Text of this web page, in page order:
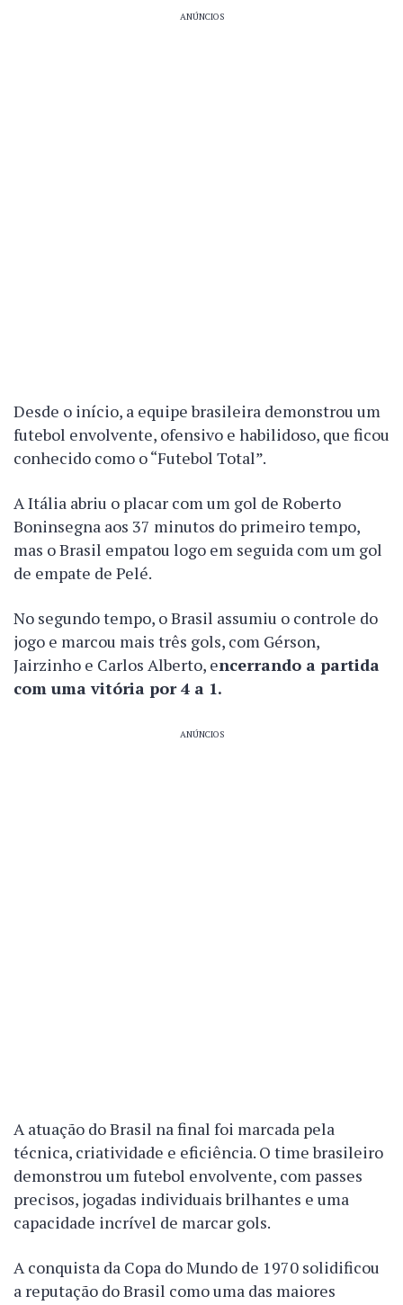
ANÚNCIOS
Desde o início, a equipe brasileira demonstrou um
futebol envolvente, ofensivo e habilidoso, que ficou
conhecido como o “Futebol Total”.
A Itália abriu o placar com um gol de Roberto
Boninsegna aos 37 minutos do primeiro tempo,
mas o Brasil empatou logo em seguida com um gol
de empate de Pelé.
No segundo tempo, o Brasil assumiu o controle do
jogo e marcou mais três gols, com Gérson,
Jairzinho e Carlos Alberto, encerrando a partida
com uma vitória por 4 a 1.
ANÚNCIOS
A atuação do Brasil na final foi marcada pela
técnica, criatividade e eficiência. O time brasileiro
demonstrou um futebol envolvente, com passes
precisos, jogadas individuais brilhantes e uma
capacidade incrível de marcar gols.
A conquista da Copa do Mundo de 1970 solidificou
a reputação do Brasil como uma das maiores